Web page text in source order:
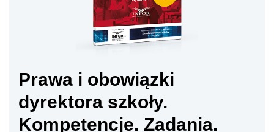
Prawa i obowiązki
dyrektora szkoły.
Kompetencje. Zadania.